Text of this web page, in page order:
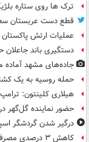
ترک ها روی ستاره
قطع دست عربستان
عملیات ارتش پاکستان در
دستگیری باند جاعلان
جاده‌های مشهد آماده
حمله روسیه به یک
هیلاری کلینتون:
حضور نماینده گل‌گهر
درگیر شدن گردشگر
کاهش ۳ درصدی مصرف برق برای دومین سال متوالی